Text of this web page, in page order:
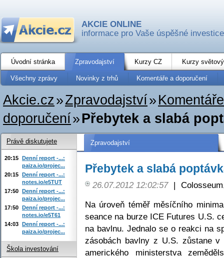
AKCIE ONLINE
informace pro Vaše úspěšné investice
Úvodní stránka Zpravodajství Kurzy CZ Kurzy
Všechny zprávy Novinky z trhů Komentáře a doporučení
Akcie.cz»Zpravodajství»
doporučení»Přebytek a slabá
Zpravodajství
Přebytek a slabá
26.07.2012 12:02:57 |
Na úroveň téměř měsíčního
seance na burze ICE Futures U.S.
na bavlnu. Jednalo se o reakci na
zásobách bavlny z U.S. zůstane
amerického ministerstva
Právě diskutujete
20:15 Denní report -...:
paiza.io/projec...
20:15 Denní report -...:
notes.io/e5TUT
17:50 Denní report -...:
paiza.io/projec...
17:50 Denní report -...:
notes.io/e5T61
14:03 Denní report -...:
paiza.io/projec...
Škola investování